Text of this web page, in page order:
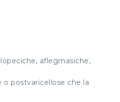
aflegmasiche,
postvaricellose che la